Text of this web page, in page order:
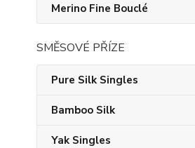
Merino Fine Bouclé
SMĚSOVÉ PŘÍZE
Pure Silk Singles
Bamboo Silk
Yak Singles